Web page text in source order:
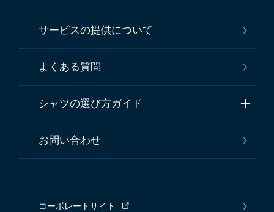
サービスの提供について
よくある質問
シャツの選び方ガイド
お問い合わせ
コーポレートサイト